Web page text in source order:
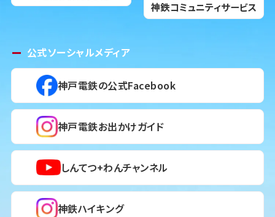
神鉄コミュニティサービス
公式ソーシャルメディア
神戸電鉄の公式Facebook
神戸電鉄お出かけガイド
しんてつ+わんチャンネル
神鉄ハイキング